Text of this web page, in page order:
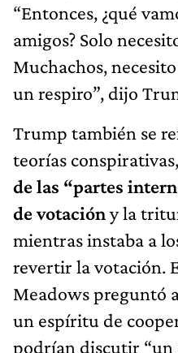
“Entonces, ¿qué
amigos? Solo
Muchachos,
un respiro”, dijo
Trump también se
teorías conspirativas,
de las “partes
de votacióny la
mientras instaba a
revertir la votación.
Meadows preguntó
un espíritu de
podrían discutir “un